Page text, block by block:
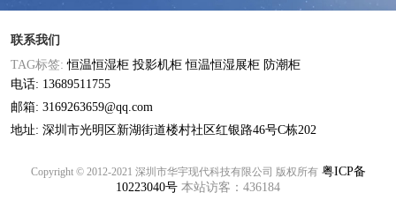
联系我们
TAG标签:恒温恒湿柜 投影机柜 恒温恒湿展柜 防潮柜
电话: 13689511755
邮箱: 3169263659@qq.com
地址: 深圳市光明区新湖街道楼村社区红银路46号C栋202
Copyright © 2012-2021 深圳市华宇现代科技有限公司 版权所有 粤ICP备
10223040号 本站访客：436184